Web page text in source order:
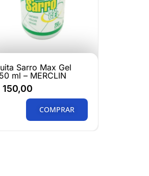
Sarro Max Gel
ml – MERCLIN
150,00
COMPRAR